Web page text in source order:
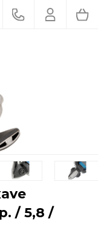
/ 5,8 /